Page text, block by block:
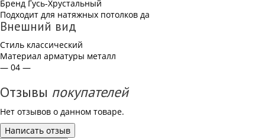
Бренд Гусь-Хрустальный
Подходит для натяжных потолков да
Внешний вид
Стиль классический
Материал арматуры металл
— 04 —
Отзывы покупателей
Нет отзывов о данном товаре.
Написать отзыв